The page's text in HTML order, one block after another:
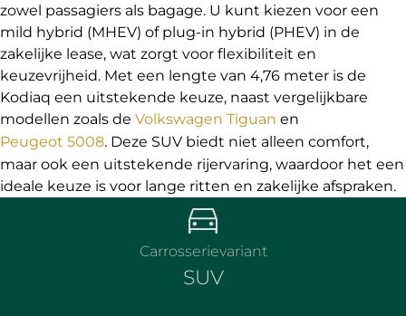
zowel passagiers als bagage. U kunt kiezen voor een
mild hybrid (MHEV) of plug-in hybrid (PHEV) in de
zakelijke lease, wat zorgt voor flexibiliteit en
keuzevrijheid. Met een lengte van 4,76 meter is de
Kodiaq een uitstekende keuze, naast vergelijkbare
modellen zoals de Volkswagen Tiguan en
Peugeot 5008. Deze SUV biedt niet alleen comfort,
maar ook een uitstekende rijervaring, waardoor het een
ideale keuze is voor lange ritten en zakelijke afspraken.
Carrosserievariant
SUV